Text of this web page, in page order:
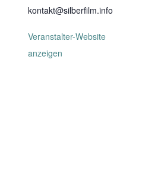
kontakt@silberfilm.info
Veranstalter-Website
anzeigen